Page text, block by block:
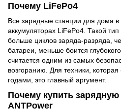
Почему LiFePo4
Все зарядные станции для дома
аккумуляторах LiFePo4. Такой
больше циклов заряда-разряда,
батареи, меньше боится
считается одним из самых
возгоранию. Для техники,
годами, это главный аргумент.
Почему купить
ANTPower